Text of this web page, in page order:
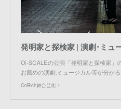
Oi-SCALEの公演「発明家と探検家」
お薦めの演劇,ミュージカル等が分か
CoRich舞台芸術！